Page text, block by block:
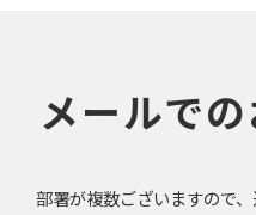
メールで
部署が複数ございますので